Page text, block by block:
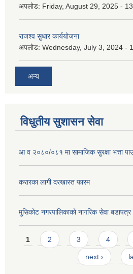
अपलोड: Friday, August 29, 2025 -
राजश्व सुधार कार्ययोजना
अपलोड: Wednesday, July 3, 2024 -
अन्य
विधुतीय सुशासन सेवा
आ व २०८०/०८१ मा सामाजिक सुरक्षा भत्ता
करारका लागी दरखास्त फारम
मुसिकोट नगरपालिकाको नागरिक सेवा बडापत्र
Pages
1 2 3 4
next ›